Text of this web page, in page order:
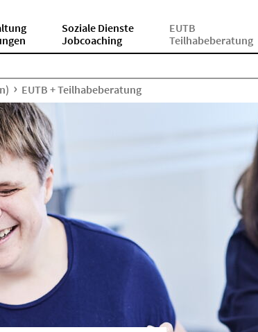
Soziale Dienste
Jobcoaching
EUTB
Teilhabeberatung
EUTB + Teilhabeberatung